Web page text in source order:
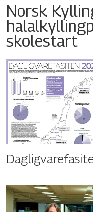
Norsk
skolestart